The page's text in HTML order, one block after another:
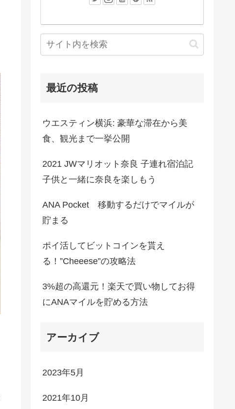
最近の投稿
ウエスティン横浜: 豪華な滞在から美
食、観光まで一挙公開
2021 JWマリオット奈良 子連れ宿泊記
子供と一緒に奈良を楽しもう
ANA Pocket 移動するだけでマイルが
貯まる
ポイ活してビットコインを貰え
る！”Cheeese”の攻略法
3%超の高還元！楽天で買い物してお得
にANAマイルを貯める方法
アーカイブ
2023年5月
2021年10月